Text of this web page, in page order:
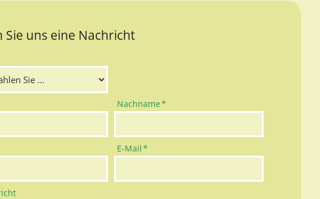
Sie uns eine Nachricht
Pflichtfeld
Nachname*
Pflichtfeld
E-Mail*